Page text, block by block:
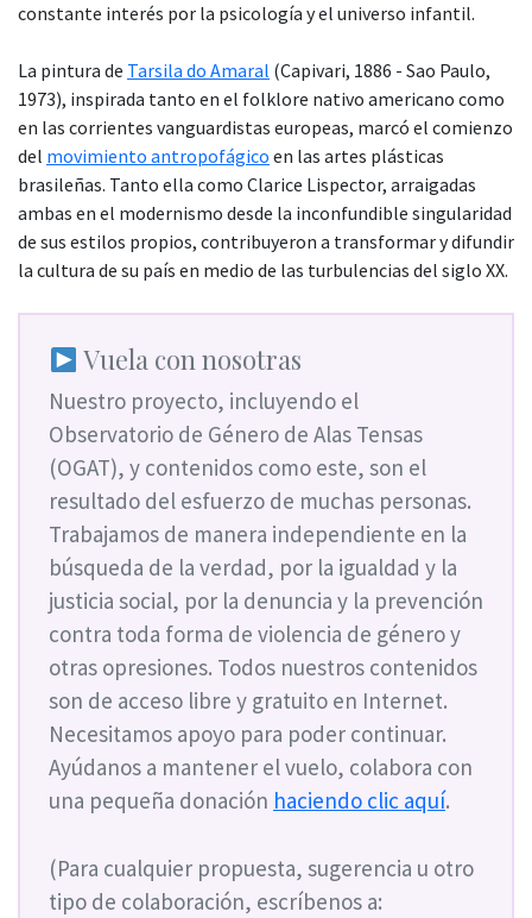
constante interés por la psicología y el universo infantil.
La pintura de Tarsila do Amaral (Capivari, 1886 - Sao Paulo,
1973), inspirada tanto en el folklore nativo americano como
en las corrientes vanguardistas europeas, marcó el comienzo
del movimiento antropofágico en las artes plásticas
brasileñas. Tanto ella como Clarice Lispector, arraigadas
ambas en el modernismo desde la inconfundible singularidad
de sus estilos propios, contribuyeron a transformar y difundir
la cultura de su país en medio de las turbulencias del siglo XX.
Vuela con nosotras
Nuestro proyecto, incluyendo el
Observatorio de Género de Alas Tensas
(OGAT), y contenidos como este, son el
resultado del esfuerzo de muchas personas.
Trabajamos de manera independiente en la
búsqueda de la verdad, por la igualdad y la
justicia social, por la denuncia y la prevención
contra toda forma de violencia de género y
otras opresiones. Todos nuestros contenidos
son de acceso libre y gratuito en Internet.
Necesitamos apoyo para poder continuar.
Ayúdanos a mantener el vuelo, colabora con
una pequeña donación haciendo clic aquí.
(Para cualquier propuesta, sugerencia u otro
tipo de colaboración, escríbenos a: